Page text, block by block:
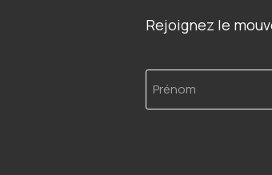
Rejoignez le
Prénom